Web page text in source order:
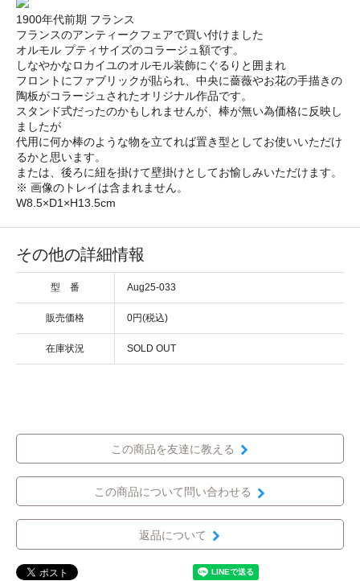
1900年代前期 フランス
フランスのアンティークフェアで買い付けました
オルモル プティサイズのコラージュ額です。
しなやかなロカイユのオルモル装飾にぐるりと囲まれ
フロントにファブリックが貼られ、中央に薔薇やお花の手描きの
陶板がコラージュされたオリジナル作品です。
スタンド式だったのかもしれませんが、棒が無い為価格に反映し
ましたが
代用に何か棒のような物を立てれば置き型としてお使いいただけ
るかと思います。
または、後ろに紐を掛けて壁掛けとしてお愉しみいただけます。
※ 画像のトレイは含まれません。
W8.5×D1×H13.5cm
その他の詳細情報
型 番 Aug25-033
販売価格 0円(税込)
在庫状況 SOLD OUT
この商品を友達に教える
この商品について問い合わせる
返品について